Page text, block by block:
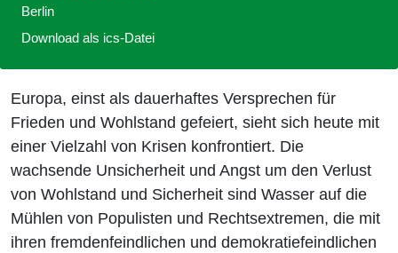
Europa, einst als dauerhaftes Versprechen für
Frieden und Wohlstand gefeiert, sieht sich heute mit
einer Vielzahl von Krisen konfrontiert. Die
wachsende Unsicherheit und Angst um den Verlust
von Wohlstand und Sicherheit sind Wasser auf die
Mühlen von Populisten und Rechtsextremen, die mit
ihren fremdenfeindlichen und demokratiefeindlichen
Berlin
Download als ics-Datei